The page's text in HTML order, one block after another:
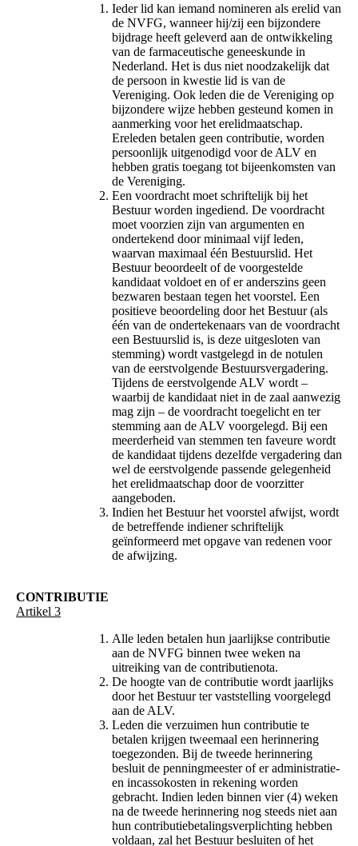
Ieder lid kan iemand nomineren als erelid van
de NVFG, wanneer hij/zij een bijzondere
bijdrage heeft geleverd aan de ontwikkeling
van de farmaceutische geneeskunde in
Nederland. Het is dus niet noodzakelijk dat
de persoon in kwestie lid is van de
Vereniging. Ook leden die de Vereniging op
bijzondere wijze hebben gesteund komen in
aanmerking voor het erelidmaatschap.
Ereleden betalen geen contributie, worden
persoonlijk uitgenodigd voor de ALV en
hebben gratis toegang tot bijeenkomsten van
de Vereniging.
Een voordracht moet schriftelijk bij het
Bestuur worden ingediend. De voordracht
moet voorzien zijn van argumenten en
ondertekend door minimaal vijf leden,
waarvan maximaal één Bestuurslid. Het
Bestuur beoordeelt of de voorgestelde
kandidaat voldoet en of er anderszins geen
bezwaren bestaan tegen het voorstel. Een
positieve beoordeling door het Bestuur (als
één van de ondertekenaars van de voordracht
een Bestuurslid is, is deze uitgesloten van
stemming) wordt vastgelegd in de notulen
van de eerstvolgende Bestuursvergadering.
Tijdens de eerstvolgende ALV wordt –
waarbij de kandidaat niet in de zaal aanwezig
mag zijn – de voordracht toegelicht en ter
stemming aan de ALV voorgelegd. Bij een
meerderheid van stemmen ten faveure wordt
de kandidaat tijdens dezelfde vergadering dan
wel de eerstvolgende passende gelegenheid
het erelidmaatschap door de voorzitter
aangeboden.
Indien het Bestuur het voorstel afwijst, wordt
de betreffende indiener schriftelijk
geïnformeerd met opgave van redenen voor
de afwijzing.
CONTRIBUTIE
Artikel 3
Alle leden betalen hun jaarlijkse contributie
aan de NVFG binnen twee weken na
uitreiking van de contributienota.
De hoogte van de contributie wordt jaarlijks
door het Bestuur ter vaststelling voorgelegd
aan de ALV.
Leden die verzuimen hun contributie te
betalen krijgen tweemaal een herinnering
toegezonden. Bij de tweede herinnering
besluit de penningmeester of er administratie-
en incassokosten in rekening worden
gebracht. Indien leden binnen vier (4) weken
na de tweede herinnering nog steeds niet aan
hun contributiebetalingsverplichting hebben
voldaan, zal het Bestuur besluiten of het